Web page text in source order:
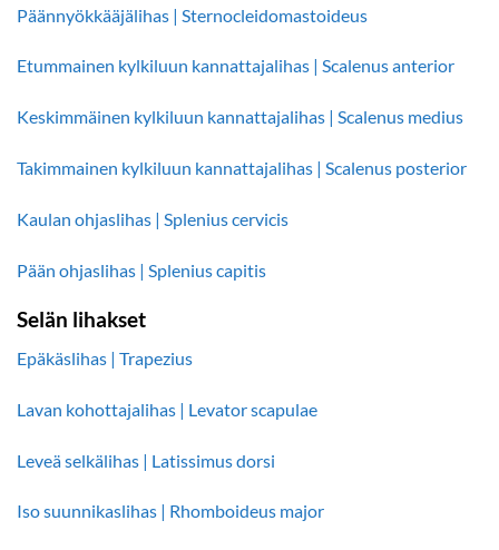
Päännyökkääjälihas | Sternocleidomastoideus
Etummainen kylkiluun kannattajalihas | Scalenus anterior
Keskimmäinen kylkiluun kannattajalihas | Scalenus medius
Takimmainen kylkiluun kannattajalihas | Scalenus posterior
Kaulan ohjaslihas | Splenius cervicis
Pään ohjaslihas | Splenius capitis
Selän lihakset
Epäkäslihas | Trapezius
Lavan kohottajalihas | Levator scapulae
Leveä selkälihas | Latissimus dorsi
Iso suunnikaslihas | Rhomboideus major